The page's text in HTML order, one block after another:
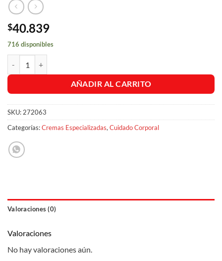
$40.839
716 disponibles
AÑADIR AL CARRITO
SKU: 272063
Categorías:Cremas Especializadas, Cuidado Corporal
Valoraciones (0)
Valoraciones
No hay valoraciones aún.